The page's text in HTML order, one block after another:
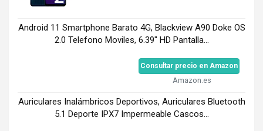
Android 11 Smartphone Barato 4G, Blackview A90 Doke OS
2.0 Telefono Moviles, 6.39" HD Pantalla...
Consultar precio en Amazon
Amazon.es
Auriculares Inalámbricos Deportivos, Auriculares Bluetooth
5.1 Deporte IPX7 Impermeable Cascos...